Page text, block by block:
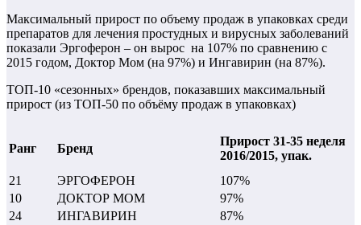
Максимальный прирост по объему продаж в упаковках среди
препаратов для лечения простудных и вирусных заболеваний
показали Эргоферон – он вырос на 107% по сравнению с
2015 годом, Доктор Мом (на 97%) и Ингавирин (на 87%).
ТОП-10 «сезонных» брендов, показавших максимальный
прирост (из ТОП-50 по объёму продаж в упаковках)
Ранг Бренд
Прирост 31-35 неделя
2016/2015, упак.
21
ЭРГОФЕРОН
107%
10
ДОКТОР МОМ
97%
24
ИНГАВИРИН
87%